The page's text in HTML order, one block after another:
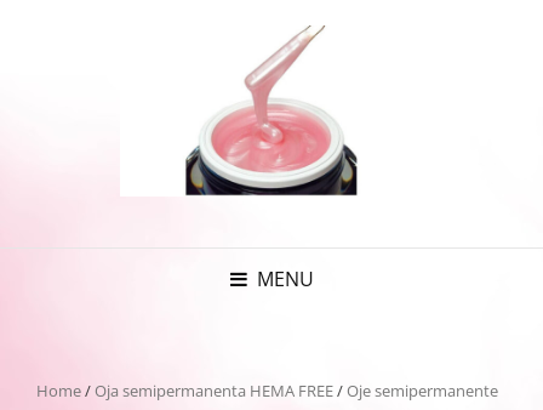
MENU
Home/Oja semipermanenta HEMA FREE/Oje semipermanente